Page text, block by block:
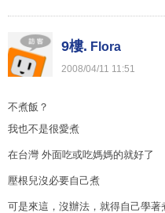
9樓. Flora
2008/04/11 11:51
不煮飯？
我也不是很愛煮
在台灣 外面吃或吃媽媽的就好了
壓根兒沒必要自己煮
可是來這，沒辦法，就得自己學著